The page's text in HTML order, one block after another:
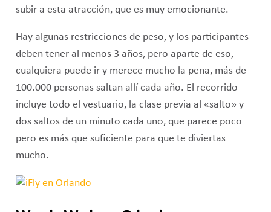
subir a esta atracción, que es muy emocionante.
Hay algunas restricciones de peso, y los participantes
deben tener al menos 3 años, pero aparte de eso,
cualquiera puede ir y merece mucho la pena, más de
100.000 personas saltan allí cada año. El recorrido
incluye todo el vestuario, la clase previa al «salto» y
dos saltos de un minuto cada uno, que parece poco
pero es más que suficiente para que te diviertas
mucho.